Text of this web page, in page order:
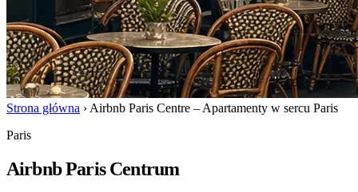
Strona główna › Airbnb Paris Centre – Apartamenty w sercu Paris
Paris
Airbnb Paris Centrum